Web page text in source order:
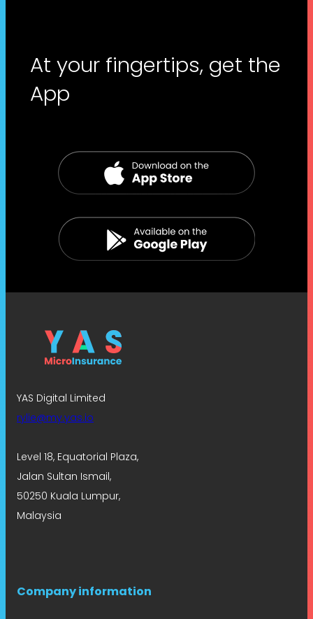
At your fingertips, get the
App
YAS Digital Limited
rylie@my.yas.io
Level 18, Equatorial Plaza,
Jalan Sultan Ismail,
50250 Kuala Lumpur,
Malaysia
Company information